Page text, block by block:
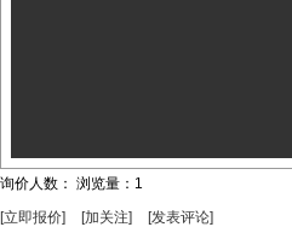
询价人数： 浏览量：1
[立即报价]
[加关注] [发表评论]